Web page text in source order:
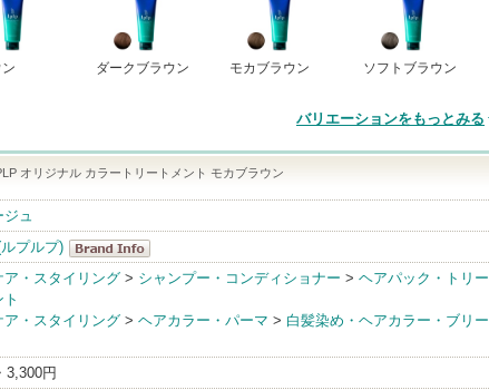
ダークブラウン モカブラウン ソフトブラウン
バリエーションをもっとみる
オリジナル カラートリートメント モカブラウン
ジュ
プルプ)
LPLP(ルプル
ア・スタイリング > シャンプー・コンディショナー > ヘアパック・トリー
ト
ア・スタイリング > ヘアカラー・パーマ > 白髪染め・ヘアカラー・ブリー
3,300円